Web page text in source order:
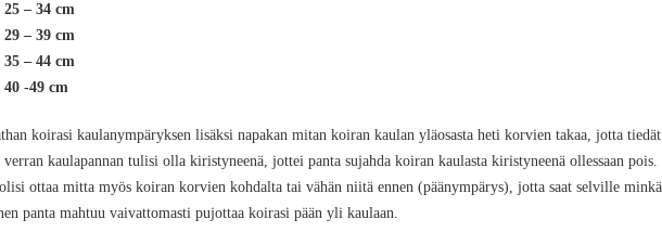
25 – 34 cm
29 – 39 cm
35 – 44 cm
40 -49 cm
koirasi kaulanympäryksen lisäksi napakan mitan koiran kaulan yläosasta heti korvien takaa, jotta tiedät
kaulapannan tulisi olla kiristyneenä, jottei panta sujahda koiran kaulasta kiristyneenä ollessaan pois.
ottaa mitta myös koiran korvien kohdalta tai vähän niitä ennen (päänympärys), jotta saat selville minkä
panta mahtuu vaivattomasti pujottaa koirasi pään yli kaulaan.